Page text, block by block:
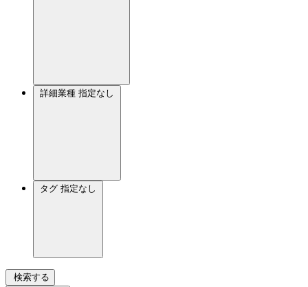
詳細業種 指定なし
タグ 指定なし
検索する